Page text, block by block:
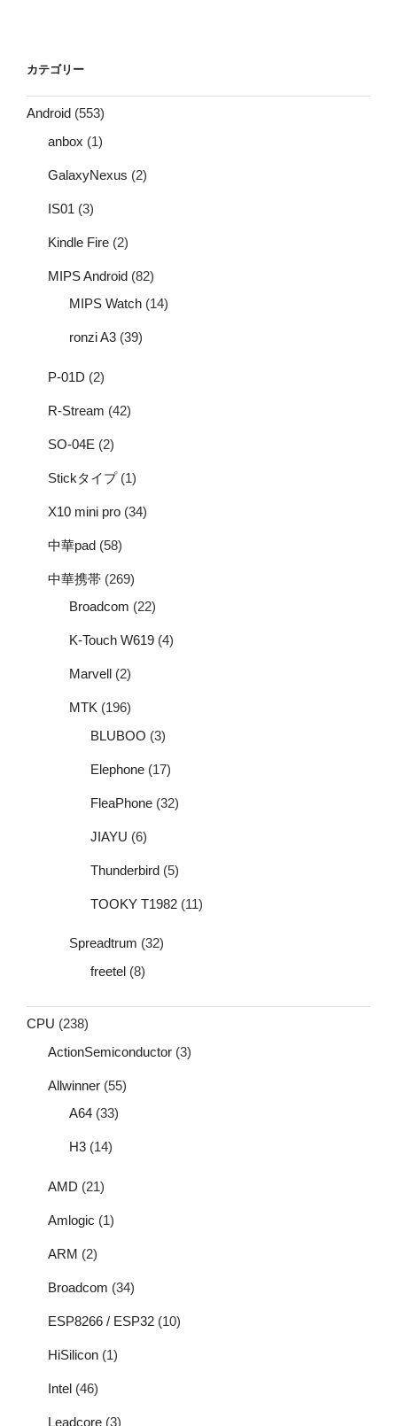
カテゴリー
Android (553)
anbox (1)
GalaxyNexus (2)
IS01 (3)
Kindle Fire (2)
MIPS Android (82)
MIPS Watch (14)
ronzi A3 (39)
P-01D (2)
R-Stream (42)
SO-04E (2)
Stickタイプ(1)
X10 mini pro (34)
中華pad (58)
中華携帯 (269)
Broadcom (22)
K-Touch W619 (4)
Marvell (2)
MTK (196)
BLUBOO (3)
Elephone (17)
FleaPhone (32)
JIAYU (6)
Thunderbird (5)
TOOKY T1982 (11)
Spreadtrum (32)
freetel (8)
CPU (238)
ActionSemiconductor (3)
Allwinner (55)
A64 (33)
H3 (14)
AMD (21)
Amlogic (1)
ARM (2)
Broadcom (34)
ESP8266 / ESP32 (10)
HiSilicon (1)
Intel (46)
Leadcore (3)